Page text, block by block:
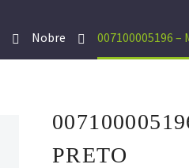
Nobre 007100005196
PRETO